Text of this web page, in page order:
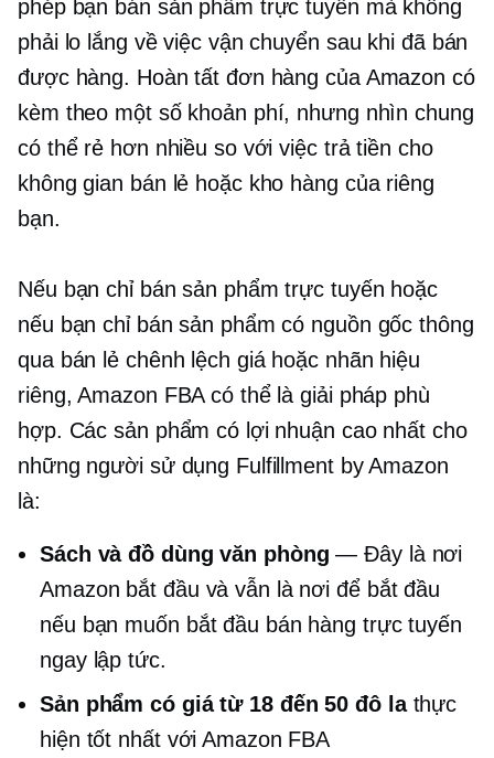
phép bạn bán sản phẩm trực tuyến mà không
phải lo lắng về việc vận chuyển sau khi đã bán
được hàng. Hoàn tất đơn hàng của Amazon có
kèm theo một số khoản phí, nhưng nhìn chung
có thể rẻ hơn nhiều so với việc trả tiền cho
không gian bán lẻ hoặc kho hàng của riêng
bạn.
Nếu bạn chỉ bán sản phẩm trực tuyến hoặc
nếu bạn chỉ bán sản phẩm có nguồn gốc thông
qua bán lẻ chênh lệch giá hoặc nhãn hiệu
riêng, Amazon FBA có thể là giải pháp phù
hợp. Các sản phẩm có lợi nhuận cao nhất cho
những người sử dụng Fulfillment by Amazon
là:
Sách và đồ dùng văn phòng — Đây là nơi
Amazon bắt đầu và vẫn là nơi để bắt đầu
nếu bạn muốn bắt đầu bán hàng trực tuyến
ngay lập tức.
Sản phẩm có giá từ 18 đến 50 đô lathực
hiện tốt nhất với Amazon FBA